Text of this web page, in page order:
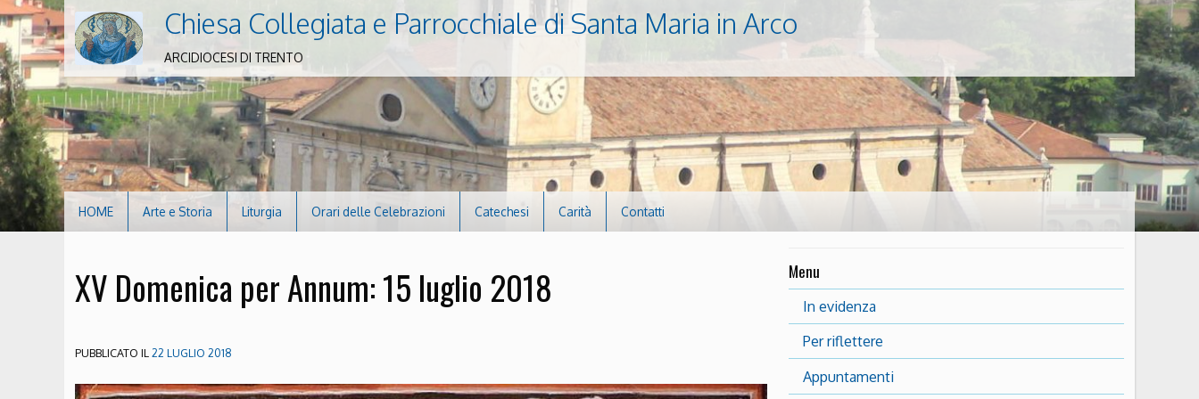
Chiesa Collegiata e Parrocchiale di Santa Maria in Arco
ARCIDIOCESI DI TRENTO
HOME Arte e Storia Liturgia Orari delle Celebrazioni Catechesi Carità Contatti
XV Domenica per Annum: 15 luglio 2018
PUBBLICATO IL22 LUGLIO 2018
Menu
In evidenza
Per riflettere
Appuntamenti